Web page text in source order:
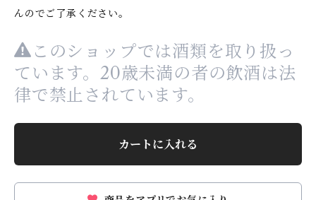
んのでご了承ください。
このショップでは酒類を取り扱っ
ています。20歳未満の者の飲酒は法
律で禁止されています。
カートに入れる